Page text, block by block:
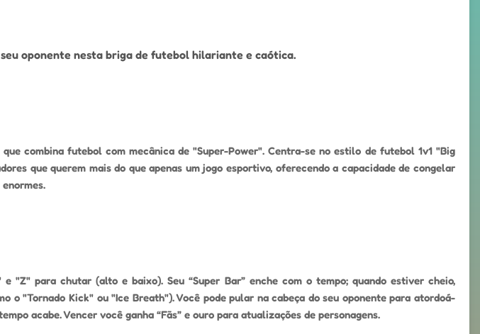
oponente nesta briga de futebol hilariante e caótica.
combina futebol com mecânica de "Super-Power". Centra-se no estilo de futebol 1v1 "Big
que querem mais do que apenas um jogo esportivo, oferecendo a capacidade de congelar
para chutar (alto e baixo). Seu “Super Bar” enche com o tempo; quando estiver cheio,
"Tornado Kick" ou "Ice Breath"). Você pode pular na cabeça do seu oponente para atordoá-
acabe. Vencer você ganha “Fãs” e ouro para atualizações de personagens.